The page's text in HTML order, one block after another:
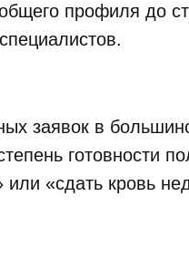
профиля до
заявок в
готовности
«сдать кровь